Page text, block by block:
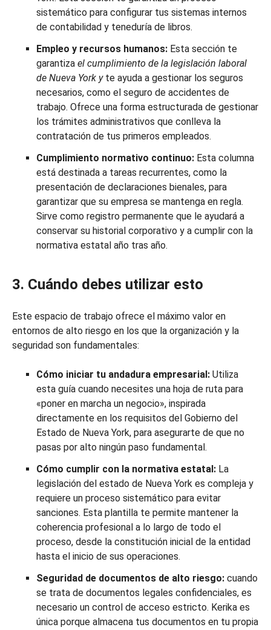
sistemático para configurar tus sistemas internos
de contabilidad y teneduría de libros.
Empleo y recursos humanos: Esta sección te
garantiza el cumplimiento de la legislación laboral
de Nueva York y te ayuda a gestionar los seguros
necesarios, como el seguro de accidentes de
trabajo. Ofrece una forma estructurada de gestionar
los trámites administrativos que conlleva la
contratación de tus primeros empleados.
Cumplimiento normativo continuo: Esta columna
está destinada a tareas recurrentes, como la
presentación de declaraciones bienales, para
garantizar que su empresa se mantenga en regla.
Sirve como registro permanente que le ayudará a
conservar su historial corporativo y a cumplir con la
normativa estatal año tras año.
3. Cuándo debes utilizar esto
Este espacio de trabajo ofrece el máximo valor en
entornos de alto riesgo en los que la organización y la
seguridad son fundamentales:
Cómo iniciar tu andadura empresarial: Utiliza
esta guía cuando necesites una hoja de ruta para
«poner en marcha un negocio», inspirada
directamente en los requisitos del Gobierno del
Estado de Nueva York, para asegurarte de que no
pasas por alto ningún paso fundamental.
Cómo cumplir con la normativa estatal: La
legislación del estado de Nueva York es compleja y
requiere un proceso sistemático para evitar
sanciones. Esta plantilla te permite mantener la
coherencia profesional a lo largo de todo el
proceso, desde la constitución inicial de la entidad
hasta el inicio de sus operaciones.
Seguridad de documentos de alto riesgo: cuando
se trata de documentos legales confidenciales, es
necesario un control de acceso estricto. Kerika es
única porque almacena tus documentos en tu propia